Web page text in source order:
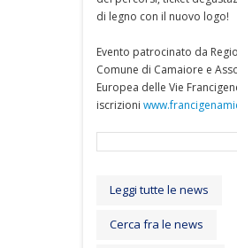
di legno con il nuovo logo!
Evento patrocinato da
Comune di Camaiore e
Europea delle Vie
iscrizioni
Leggi tutte le news
Cerca fra le news